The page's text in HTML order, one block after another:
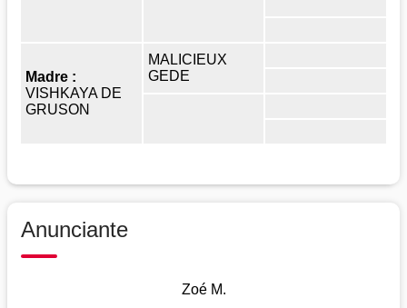
Madre :
VISHKAYA DE
GRUSON
MALICIEUX
GEDE
Anunciante
Zoé M.